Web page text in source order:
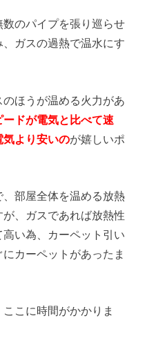
のパイプを張り巡らせ
ガスの過熱で温水にす
ほうが温める火力があ
ドが電気と比べて速
気より安いのが嬉しいポ
部屋全体を温める放熱
、ガスであれば放熱性
い為、カーペット引い
カーペットがあったま
こに時間がかかりま